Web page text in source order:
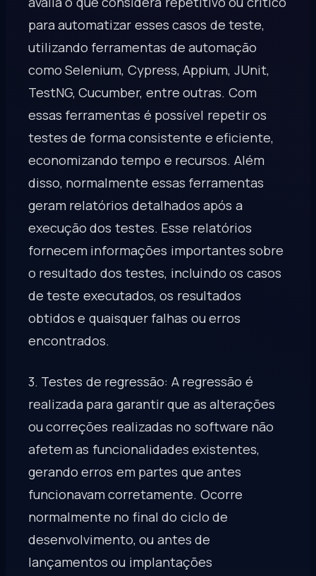
para automatizar esses casos de teste,
utilizando ferramentas de automação
como Selenium, Cypress, Appium, JUnit,
TestNG, Cucumber, entre outras. Com
essas ferramentas é possível repetir os
testes de forma consistente e eficiente,
economizando tempo e recursos. Além
disso, normalmente essas ferramentas
geram relatórios detalhados após a
execução dos testes. Esse relatórios
fornecem informações importantes sobre
o resultado dos testes, incluindo os casos
de teste executados, os resultados
obtidos e quaisquer falhas ou erros
encontrados.
3. Testes de regressão: A regressão é
realizada para garantir que as alterações
ou correções realizadas no software não
afetem as funcionalidades existentes,
gerando erros em partes que antes
funcionavam corretamente. Ocorre
normalmente no final do ciclo de
desenvolvimento, ou antes de
lançamentos ou implantações